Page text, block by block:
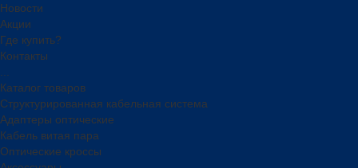
Новости
Акции
Где купить?
Контакты
...
Каталог товаров
Структурированная кабельная система
Адаптеры оптические
Кабель витая пара
Оптические кроссы